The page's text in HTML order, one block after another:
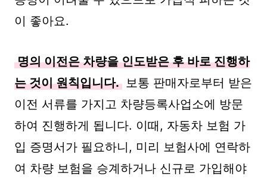
이 좋아요.
명의 이전은 차량을 인도받은 후 바로 진행하
는 것이 원칙입니다. 보통 판매자로부터 받은
이전 서류를 가지고 차량등록사업소에 방문
하여 진행하게 됩니다. 이때, 자동차 보험 가
입 증명서가 필요하니, 미리 보험사에 연락하
여 차량 보험을 승계하거나 신규로 가입해야